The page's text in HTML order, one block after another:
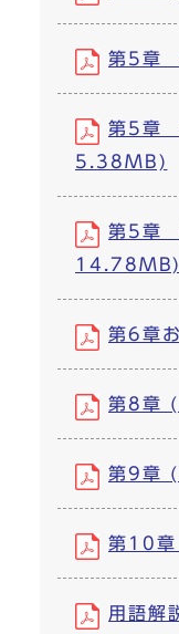
第5章
第5章
5.38MB)
第5章
14.78MB)
第6章
第8章
第9章
第10
用語